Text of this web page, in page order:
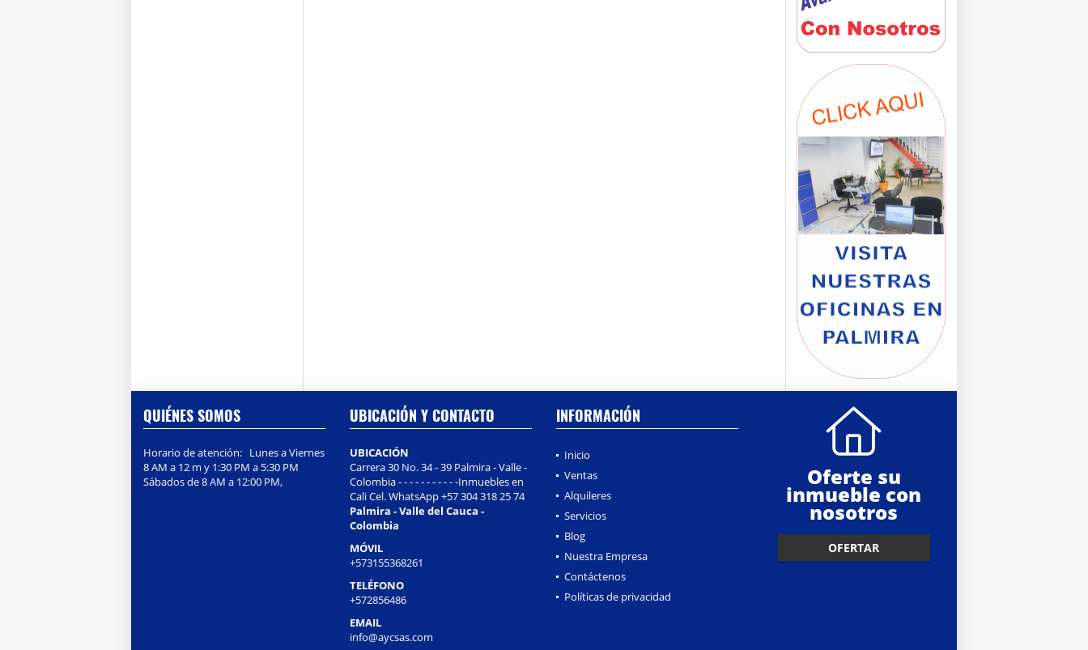
QUIÉNES SOMOS
Horario de atención: Lunes a Viernes
8 AM a 12 m y 1:30 PM a 5:30 PM
Sábados de 8 AM a 12:00 PM,
UBICACIÓN Y CONTACTO
UBICACIÓN
Carrera 30 No. 34 - 39 Palmira - Valle -
Colombia - - - - - - - - - - -Inmuebles en
Cali Cel. WhatsApp +57 304 318 25 74
Palmira - Valle del Cauca -
Colombia
MÓVIL
+573155368261
TELÉFONO
+572856486
EMAIL
info@aycsas.com
INFORMACIÓN
Inicio
Ventas
Alquileres
Servicios
Blog
Nuestra Empresa
Contáctenos
Políticas de privacidad
Oferte su
inmueble con
nosotros
OFERTAR